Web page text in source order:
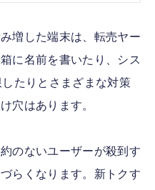
増した端末は、転売ヤー
に名前を書いたり、シス
たりとさまざまな対策
穴はあります。
のないユーザーが殺到す
らくなります。新トクす